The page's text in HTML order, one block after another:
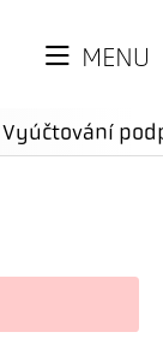
MENU
Vyúčtování